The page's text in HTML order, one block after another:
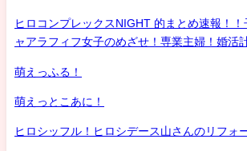
ヒロコンプレックスNIGHT 的まとめ速報！
ャアラフィフ女子のめざせ！専業主婦！婚活
萌えっふる！
萌えっとこあに！
ヒロシッフル！ヒロシデース山さんのリフォ